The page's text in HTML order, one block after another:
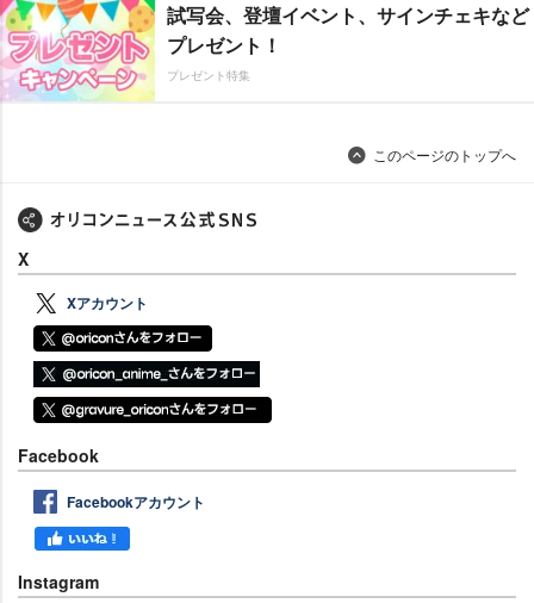
試写会、登壇イベント、サインチェキなど
プレゼント！
プレゼント特集
このページのトップへ
X
Xアカウント
Facebook
Facebookアカウント
Instagram